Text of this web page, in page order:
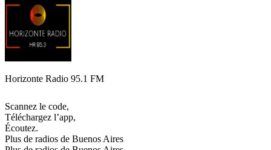
Horizonte Radio 95.1 FM
Scannez le code,
Téléchargez l’app,
Écoutez.
Plus de radios de Buenos Aires